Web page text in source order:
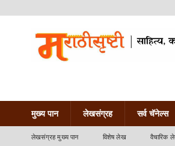
मुख्य पान लेखसंग्रह सर्व चॅनेल्स
लेखसंग्रह मुख्य पान विशेष लेख वैचारिक